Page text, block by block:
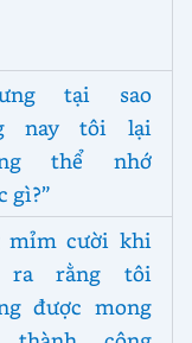
tại sao
nay tôi lại
thể nhớ
gì?”
mỉm cười khi
ra rằng tôi
được mong